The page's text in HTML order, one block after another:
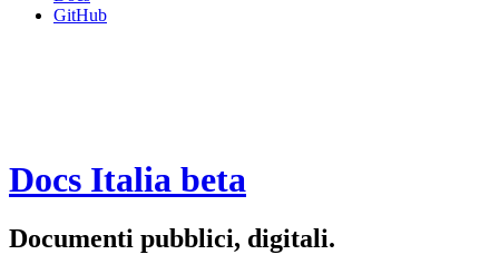
GitHub
Docs Italia beta
Documenti pubblici, digitali.